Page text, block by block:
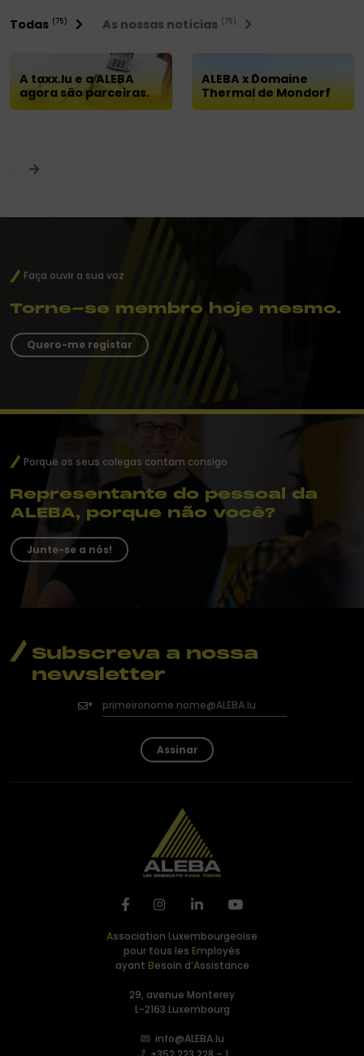
Todas (75) As nossas notícias (75)
A taxx.lu e a ALEBA
agora são parceiras.
ALEBA x Domaine
Thermal de Mondorf
Faça ouvir a sua voz
Torne-se membro hoje mesmo.
Quero-me registar
Porque os seus colegas contam consigo
Representante do pessoal da
ALEBA, porque não você?
Junte-se a nós!
Subscreva a nossa
newsletter
Assinar
Association Luxembourgeoise
pour tous les Employés
ayant Besoin d’Assistance
29, avenue Monterey
L-2163 Luxembourg
info@ALEBA.lu